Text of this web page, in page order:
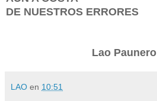
DE NUESTROS ERRORES
Lao Paunero
LAO en 10:51